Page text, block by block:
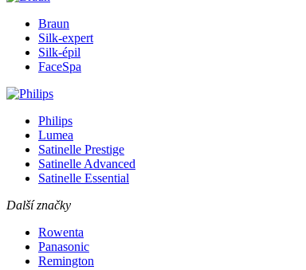
Braun
Silk-expert
Silk-épil
FaceSpa
Philips
Lumea
Satinelle Prestige
Satinelle Advanced
Satinelle Essential
Další značky
Rowenta
Panasonic
Remington